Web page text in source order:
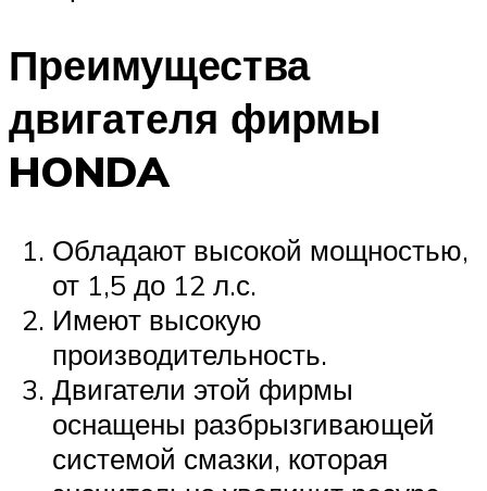
Преимущества
двигателя фирмы
HONDA
Обладают высокой мощностью,
от 1,5 до 12 л.с.
Имеют высокую
производительность.
Двигатели этой фирмы
оснащены разбрызгивающей
системой смазки, которая